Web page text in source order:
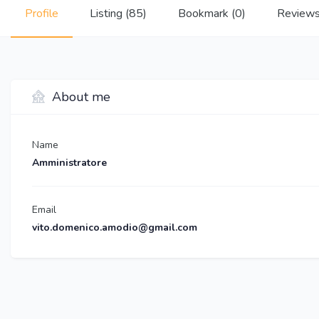
Profile Listing (85) Bookmark (0)
About me
Name
Amministratore
Email
vito.domenico.amodio@gmail.com